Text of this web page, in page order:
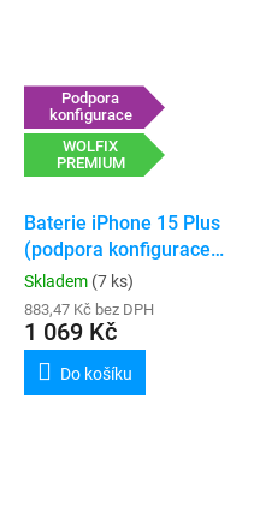
Podpora
konfigurace
WOLFIX
PREMIUM
Baterie iPhone 15 Plus
(podpora konfigurace
„genuine“)
Skladem (7 ks)
883,47 Kč bez DPH
1 069 Kč
Do košíku